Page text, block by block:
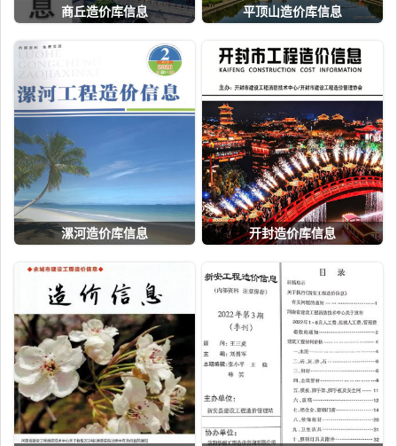
商丘造价库信息 平顶山造价库信息
漯河造价库信息 开封造价库信息